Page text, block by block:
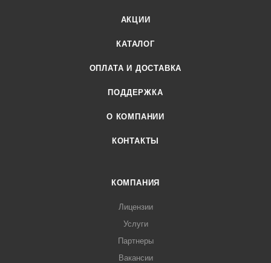
АКЦИИ
КАТАЛОГ
ОПЛАТА И ДОСТАВКА
ПОДДЕРЖКА
О КОМПАНИИ
КОНТАКТЫ
КОМПАНИЯ
Лицензии
Услуги
Партнеры
Вакансии